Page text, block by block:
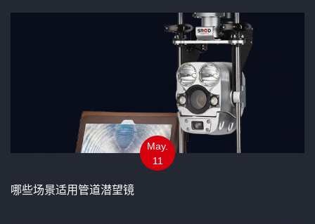
May.
11
哪些场景适用管道潜望镜